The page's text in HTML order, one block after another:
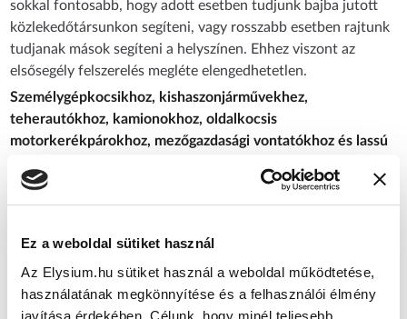
Ez a weboldal sütiket használ
Az Elysium.hu sütiket használ a weboldal működtetése,
használatának megkönnyítése és a felhasználói élmény
javítása érdekében. Célunk, hogy minél teljesebb
sokkal fontosabb, hogy adott esetben tudjunk bajba jutott
közlekedőtársunkon segíteni, vagy rosszabb esetben rajtunk
tudjanak mások segíteni a helyszínen. Ehhez viszont az
elsősegély felszerelés megléte elengedhetetlen.
Személygépkocsikhoz, kishaszonjárművekhez,
teherautókhoz, kamionokhoz, oldalkocsis
motorkerékpárokhoz, mezőgazdasági vontatókhoz és lassú
tartalma:
steril gyorskötöző pólya (5 cm × 5 m): 2 db
egyenként csomagolt vágott mullpólya (10 cm × 5 m):
4 db
steril mull-lap (6 × 6 cm / 100 lap): 2 db
steril mull-lap (50 × 80 cm): 3 db
kéztisztító lap: 4 db